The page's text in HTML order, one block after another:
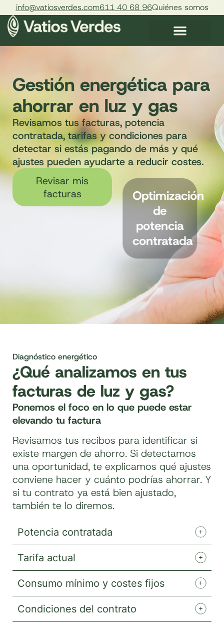
info@vatiosverdes.com611 40 68 96Quiénes somos
Gestión energética para
ahorrar en luz y gas
Revisamos tus facturas, potencia
contratada, tarifas y condiciones para
detectar si estás pagando de más y qué
ajustes pueden ayudarte a reducir costes.
Revisar mis
facturas
Optimización
de
Comparativa
de tarifas
y
condiciones
Diagnóstico energético
¿Qué analizamos en tus
facturas de luz y gas?
Ponemos el foco en lo que puede estar
elevando tu factura
Revisamos tus recibos para identificar si
existe margen de ahorro. Si detectamos
una oportunidad, te explicamos qué ajustes
conviene hacer y cuánto podrías ahorrar. Y
si tu contrato ya está bien ajustado,
también te lo diremos.
Potencia contratada
Tarifa actual
Consumo mínimo y costes fijos
Condiciones del contrato